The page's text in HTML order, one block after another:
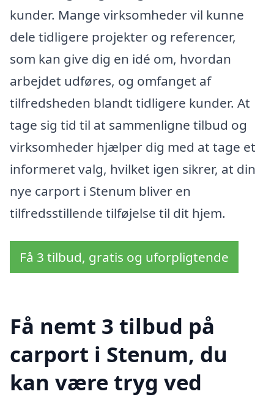
kunder. Mange virksomheder vil kunne
dele tidligere projekter og referencer,
som kan give dig en idé om, hvordan
arbejdet udføres, og omfanget af
tilfredsheden blandt tidligere kunder. At
tage sig tid til at sammenligne tilbud og
virksomheder hjælper dig med at tage et
informeret valg, hvilket igen sikrer, at din
nye carport i Stenum bliver en
tilfredsstillende tilføjelse til dit hjem.
Få 3 tilbud, gratis og uforpligtende
Få nemt 3 tilbud på
carport i Stenum, du
kan være tryg ved